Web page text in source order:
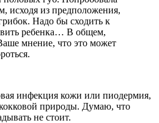
исходя из предположения,
Надо бы сходить к
ребенка… В общем,
мнение, что это может
инфекция кожи или пиодермия,
природы. Думаю, что
не стоит.